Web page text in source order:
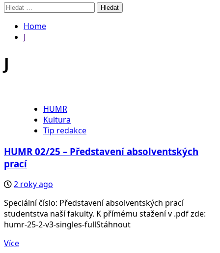
Vyhledávání
Home
J
J
HUMR
Kultura
Tip redakce
HUMR 02/25 – Představení absolventských
prací
2 roky ago
Speciální číslo: Představení absolventských prací
studentstva naší fakulty. K přímému stažení v .pdf zde:
humr-25-2-v3-singles-fullStáhnout
Více